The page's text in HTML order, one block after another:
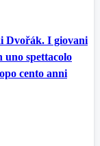
Dvořák. I giovani
uno spettacolo
cento anni